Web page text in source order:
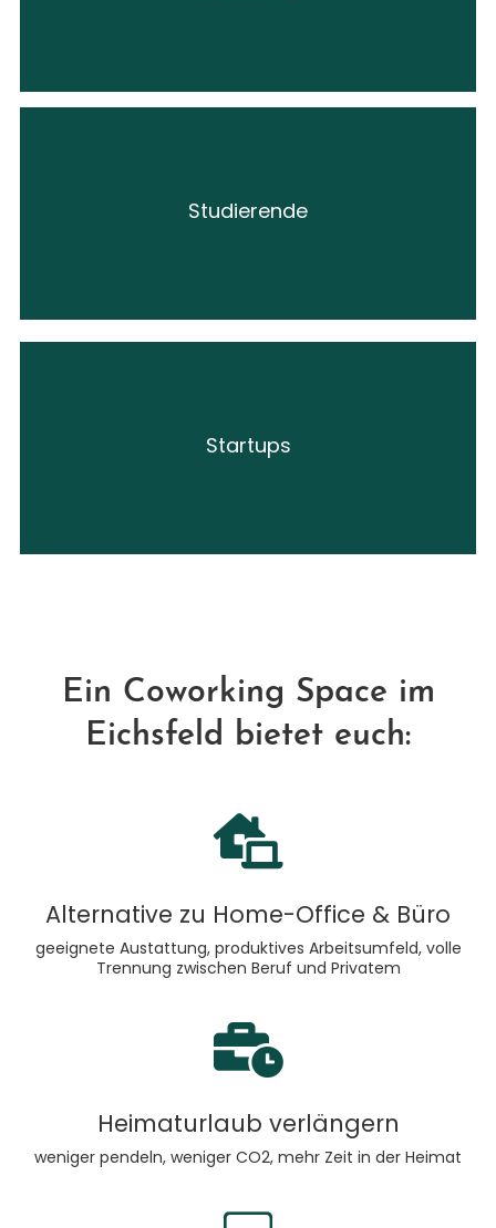
Studierende
Platz mieten!
Startups
Platz mieten!
Ein Coworking Space im
Eichsfeld bietet euch:
Alternative zu Home-Office & Büro
geeignete Austattung, produktives Arbeitsumfeld, volle
Trennung zwischen Beruf und Privatem
Heimaturlaub verlängern
weniger pendeln, weniger CO2, mehr Zeit in der Heimat